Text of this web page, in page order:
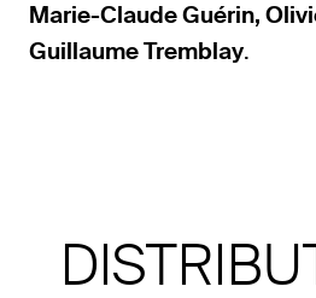
Marie-Claude Guérin,
Guillaume Tremblay.